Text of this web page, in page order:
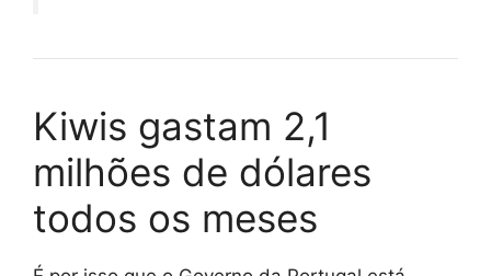
Kiwis gastam 2,1
milhões de dólares
todos os meses